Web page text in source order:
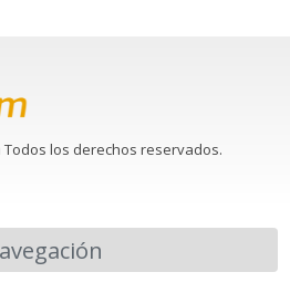
Todos los derechos reservados.